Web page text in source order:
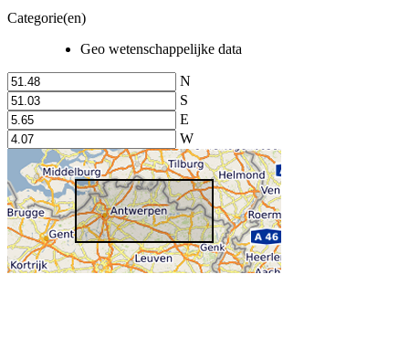
Categorie(en)
Geo wetenschappelijke data
N
S
E
W